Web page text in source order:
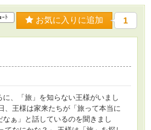
ｰﾄ お気に入りに追加 1
に、「旅」を知らない王様がいまし
、王様は家来たちが「旅って本当に
なぁ」と話しているのを聞きまし